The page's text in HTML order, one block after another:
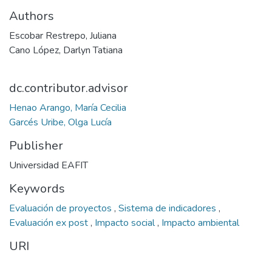
Authors
Escobar Restrepo, Juliana
Cano López, Darlyn Tatiana
dc.contributor.advisor
Henao Arango, María Cecilia
Garcés Uribe, Olga Lucía
Publisher
Universidad EAFIT
Keywords
Evaluación de proyectos , Sistema de indicadores ,
Evaluación ex post, Impacto social, Impacto ambiental
URI